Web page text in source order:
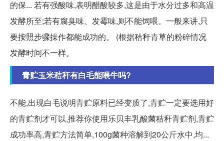
的保... 若有强酸味,表明醋酸较多,这是由于水分过多和高温
发酵所至;若有腐臭味、发霉味,则不能饲喂。一般来讲,只
要按照步骤操作都能成功的。 (根据秸秆青草的粉碎情况
发酵时间不一样。
青贮玉米秸秆有白毛能喂牛吗?
不能,出现白毛说明青贮原料已经变质了,青贮一定要选用好
的青贮剂才可以,推荐你使用乐贝丰乳酸菌秸秆青贮剂,青贮
成功率高,青贮方法简单,100g菌种溶解到20公斤水中,均...